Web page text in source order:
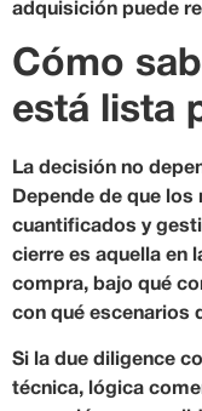
adquisición puede
Cómo
está lista
La decisión no
Depende de que
cuantificados y
cierre es aquella en
compra, bajo qué
con qué escenarios
Si la due diligence
técnica, lógica